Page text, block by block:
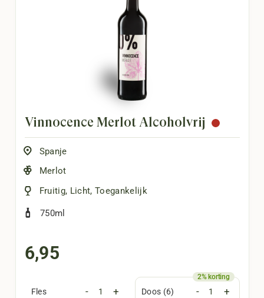
Vinnocence Merlot Alcoholvrij
Spanje
Merlot
Fruitig, Licht, Toegankelijk
750ml
6,95
Fles - + Doos (6) - +